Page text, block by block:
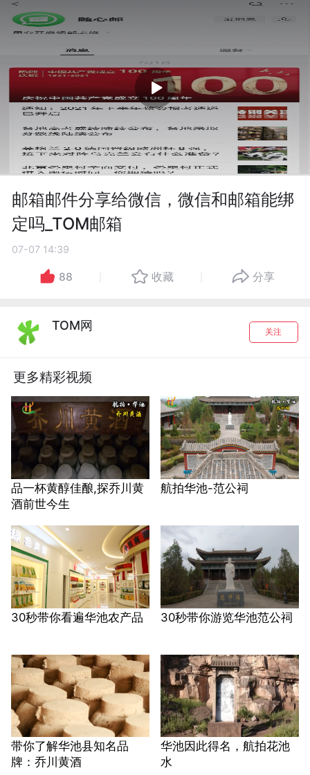
邮箱邮件分享给微信，微信和邮箱能绑
定吗_TOM邮箱
07-07 14:39
88 收藏 分享
TOM网 关注
更多精彩视频
品一杯黄醇佳酿,探乔川黄
酒前世今生
航拍华池-范公祠
30秒带你看遍华池农产品 30秒带你游览华池范公祠
带你了解华池县知名品
牌：乔川黄酒
华池因此得名，航拍花池
水